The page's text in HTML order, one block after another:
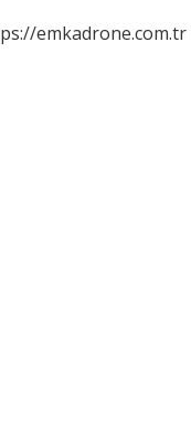
emkadrone.com.tr